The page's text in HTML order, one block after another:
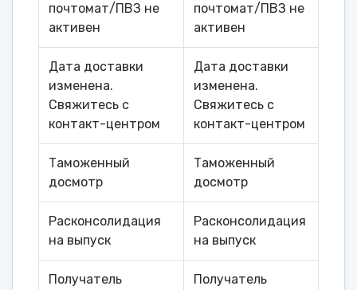
почтомат/ПВЗ не
активен
почтомат/ПВЗ не
активен
Дата доставки
изменена.
Свяжитесь с
контакт-центром
Дата доставки
изменена.
Свяжитесь с
контакт-центром
Таможенный
досмотр
Таможенный
досмотр
Расконсолидация
на выпуск
Расконсолидация
на выпуск
Получатель
Получатель